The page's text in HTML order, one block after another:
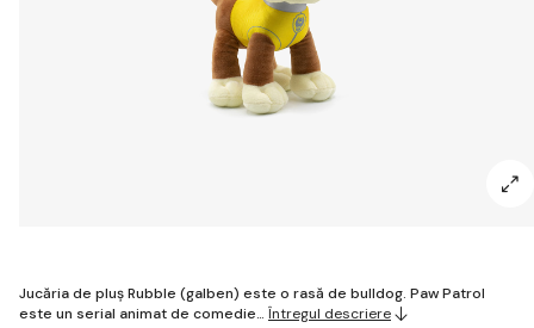
Jucăria de pluș Rubble (galben) este o rasă de bulldog. Paw Patrol
este un serial animat de comedie… Întregul descriere